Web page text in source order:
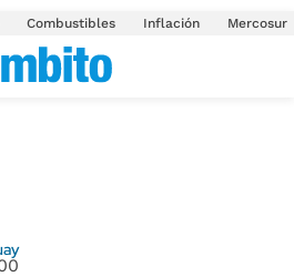
Combustibles Inflación Mercosur